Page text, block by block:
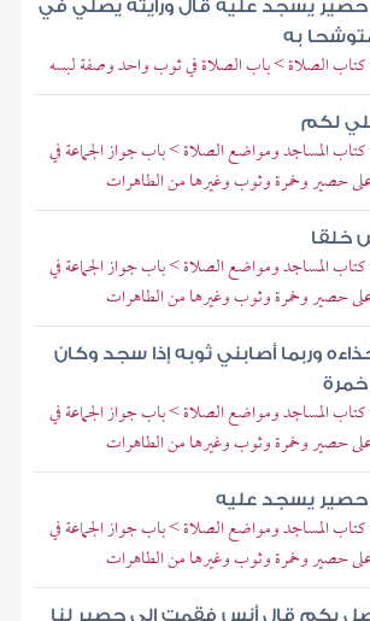
يسجد عليه قال ورأيته يصلي في
به
الصلاة > باب الصلاة في ثوب واحد وصفة لبسه
لكم
المساجد ومواضع الصلاة > باب جواز الجماعة في
على حصير وخمرة وثوب وغيرها من الطاهرات
خلقا
المساجد ومواضع الصلاة > باب جواز الجماعة في
على حصير وخمرة وثوب وغيرها من الطاهرات
وربما أصابني ثوبه إذا سجد وكان
المساجد ومواضع الصلاة > باب جواز الجماعة في
على حصير وخمرة وثوب وغيرها من الطاهرات
يسجد عليه
المساجد ومواضع الصلاة > باب جواز الجماعة في
على حصير وخمرة وثوب وغيرها من الطاهرات
بكم قال أنس فقمت إلى حصير لنا